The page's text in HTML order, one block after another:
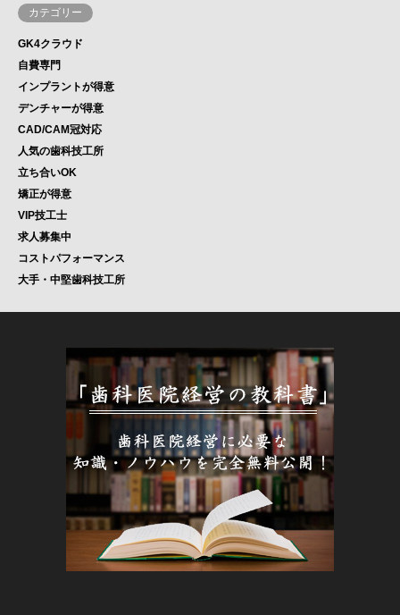
カテゴリー
GK4クラウド
自費専門
インプラントが得意
デンチャーが得意
CAD/CAM冠対応
人気の歯科技工所
立ち合いOK
矯正が得意
VIP技工士
求人募集中
コストパフォーマンス
大手・中堅歯科技工所